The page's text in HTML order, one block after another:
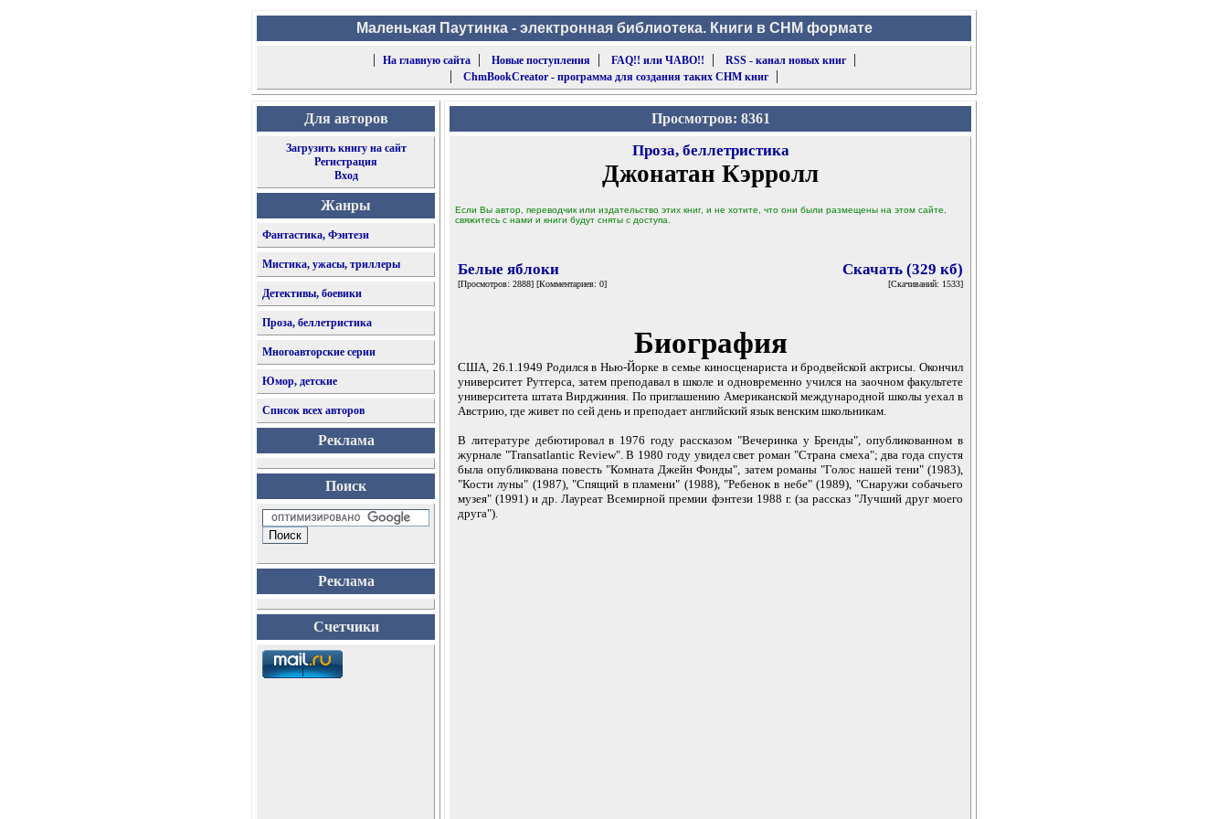
Маленькая Паутинка - электронная библиотека. Книги в CHM формате
|
На главную сайта| Новые поступления | FAQ!! или ЧАВО!! | RSS - канал новых книг|
|
ChmBookCreator - программа для создания таких CHM книг|
Для авторов
Загрузить книгу на сайт
Регистрация
Вход
Жанры
Фантастика, Фэнтези
Мистика, ужасы, триллеры
Детективы, боевики
Проза, беллетристика
Многоавторские серии
Юмор, детские
Список всех авторов
Реклама
Поиск
Реклама
Счетчики
Просмотров: 8361
Проза, беллетристика
Джонатан Кэрролл
Если Вы автор, переводчик или издательство этих книг, и не хотите, что они были размещены на этом сайте,
свяжитесь с нами и книги будут сняты с доступа.
Белые яблоки
[Просмотров: 2888] [Комментариев: 0]
Скачать (329 кб)
[Скачиваний: 1533]
Биография
США, 26.1.1949 Родился в Нью-Йорке в семье киносценариста и бродвейской актрисы. Окончил
университет Рутгерса, затем преподавал в школе и одновременно учился на заочном факультете
университета штата Вирджиния. По приглашению Американской международной школы уехал в
Австрию, где живет по сей день и преподает английский язык венским школьникам.
В литературе дебютировал в 1976 году рассказом "Вечеринка у Бренды", опубликованном в
журнале "Transatlantic Review". В 1980 году увидел свет роман "Страна смеха"; два года спустя
была опубликована повесть "Комната Джейн Фонды", затем романы "Голос нашей тени" (1983),
"Кости луны" (1987), "Спящий в пламени" (1988), "Ребенок в небе" (1989), "Снаружи собачьего
музея" (1991) и др. Лауреат Всемирной премии фэнтези 1988 г. (за рассказ "Лучший друг моего
друга").